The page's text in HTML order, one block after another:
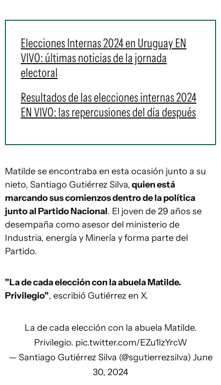
Elecciones Internas 2024 en Uruguay EN
VIVO: últimas noticias de la jornada
electoral
Resultados de las elecciones internas 2024
EN VIVO: las repercusiones del día después
Matilde se encontraba en esta ocasión junto a su
nieto, Santiago Gutiérrez Silva,quien está
marcando sus comienzos dentro de la política
junto al Partido Nacional. El joven de 29 años se
desempaña como asesor del ministerio de
Industria, energía y Minería y forma parte del
Partido.
"La de cada elección con la abuela Matilde.
Privilegio", escribió Gutiérrez en X.
La de cada elección con la abuela Matilde.
Privilegio. pic.twitter.com/EZu1lzYrcW
— Santiago Gutiérrez Silva (@sgutierrezsilva) June
30, 2024